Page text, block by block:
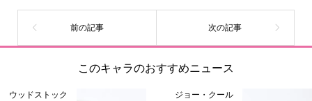
このキャラのおすすめニュース
ウッドストック ジョー・クール